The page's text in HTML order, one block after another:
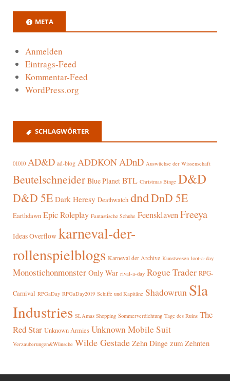
META
Anmelden
Eintrags-Feed
Kommentar-Feed
WordPress.org
SCHLAGWÖRTER
01010 AD&D ad-blog ADDKON ADnD Auswüchse der Wissenschaft
Beutelschneider Blue Planet BTL Christmas Binge D&D
D&D 5E Dark Heresy Deathwatch dndDnD 5E
Earthdawn Epic Roleplay Fantastische Schuhe FeensklavenFreeya
Ideas Overflow karneval-der-
rollenspielblogs Karneval der Archive Kunstwesen loot-a-day
Monostichonmonster Only War rival-a-day Rogue Trader RPG-
Carnival RPGaDay RPGaDay2019 Schiffe und Kapitäne Shadowrun Sla
Industries SLAmas Shopping Sommerverdichtung Tage des Ruins The
Red Star Unknown Armies Unknown Mobile Suit
Verzauberungen&Wünsche Wilde Gestade Zehn Dinge zum Zehnten